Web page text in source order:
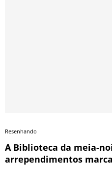
Resenhando
A Biblioteca da meia-
arrependimentos